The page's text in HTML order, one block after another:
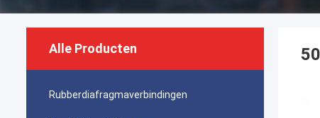
Alle Producten
Rubberdiafragmaverbindingen